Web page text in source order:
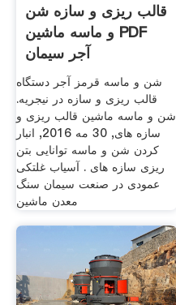
قالب ریزی و سازه شن
و ماسه ماشین PDF
آجر سیمان
شن و ماسه قرمز آجر دستگاه
قالب ریزی و سازه در نیجریه.
شن و ماسه ماشین قالب ریزی و
سازه های, 30 مه 2016, انبار
کردن شن و ماسه توانایی بتن
ریزی سازه های . آسیاب غلتکی
عمودی در صنعت سیمان سنگ
معدن ماشین